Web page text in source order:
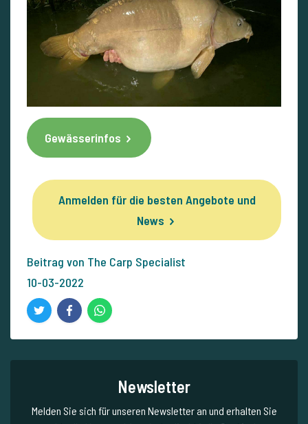
Gewässerinfos
Anmelden für die besten Angebote und
News
Beitrag von The Carp Specialist
10-03-2022
Newsletter
Melden Sie sich für unseren Newsletter an und erhalten Sie